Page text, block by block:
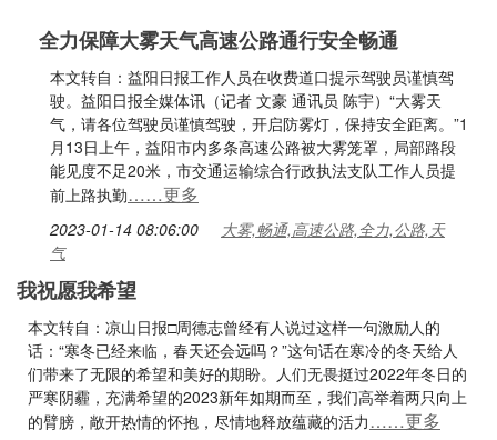
全力保障大雾天气高速公路通行安全畅通
本文转自：益阳日报工作人员在收费道口提示驾驶员谨慎驾
驶。益阳日报全媒体讯（记者 文豪 通讯员 陈宇）“大雾天
气，请各位驾驶员谨慎驾驶，开启防雾灯，保持安全距离。”1
月13日上午，益阳市内多条高速公路被大雾笼罩，局部路段
能见度不足20米，市交通运输综合行政执法支队工作人员提
前上路执勤……更多
2023-01-14 08:06:00
大雾,畅通,高速公路,全力,公路,天
气
我祝愿我希望
本文转自：凉山日报□周德志曾经有人说过这样一句激励人的
话：“寒冬已经来临，春天还会远吗？”这句话在寒冷的冬天给人
们带来了无限的希望和美好的期盼。人们无畏挺过2022年冬日的
严寒阴霾，充满希望的2023新年如期而至，我们高举着两只向上
的臂膀，敞开热情的怀抱，尽情地释放蕴藏的活力……更多